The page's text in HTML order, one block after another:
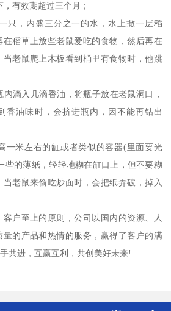
有效期超过三个月；
只，内盛三分之一的水，水上撒一层稻
稻草上放些老鼠爱吃的食物，然后再在
老鼠爬上木板看到桶里有食物时，他跳
滴入几滴香油，将瓶子放在老鼠洞口，
香油味时，会挤进瓶内，因不能再钻出
一米左右的缸或者类似的容器(里面要光
些的薄纸，轻轻地糊在缸口上，但不要糊
老鼠来偷吃炒面时，会把纸弄破，掉入
户至上的原则，公司以国内的资源、人
的产品和热情的服务，赢得了客户的满
共进，互赢互利，共创美好未来!